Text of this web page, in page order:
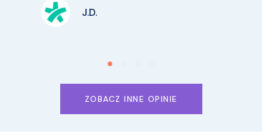
J.D.
ZOBACZ INNE OPINIE